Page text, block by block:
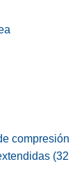
compresión
(32